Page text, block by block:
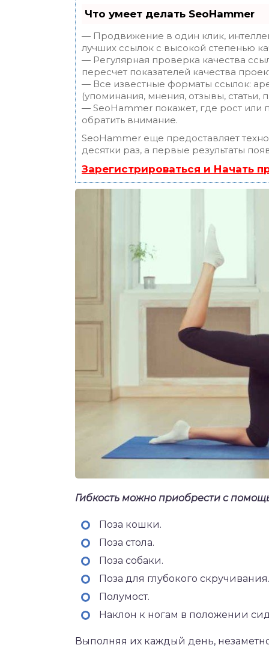
Что умеет делать SeoHammer
— Продвижение в один клик,
лучших ссылок с высокой степенью
— Регулярная проверка качества
пересчет показателей качества
— Все известные форматы ссылок:
(упоминания, мнения, отзывы, статьи,
— SeoHammer покажет, где рост или
обратить внимание.
SeoHammer еще предоставляет
десятки раз, а первые результаты
Зарегистрироваться и Начать
Гибкость можно приобрести с
Поза кошки.
Поза стола.
Поза собаки.
Поза для глубокого скручивания.
Полумост.
Наклон к ногам в положении
Выполняя их каждый день,